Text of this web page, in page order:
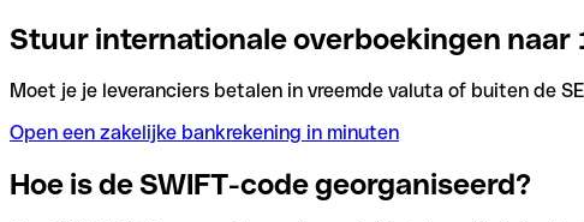
Stuur internationale overboekingen naar
Moet je je leveranciers betalen in vreemde valuta of buiten de
Open een zakelijke bankrekening in minuten
Hoe is de SWIFT-code georganiseerd?